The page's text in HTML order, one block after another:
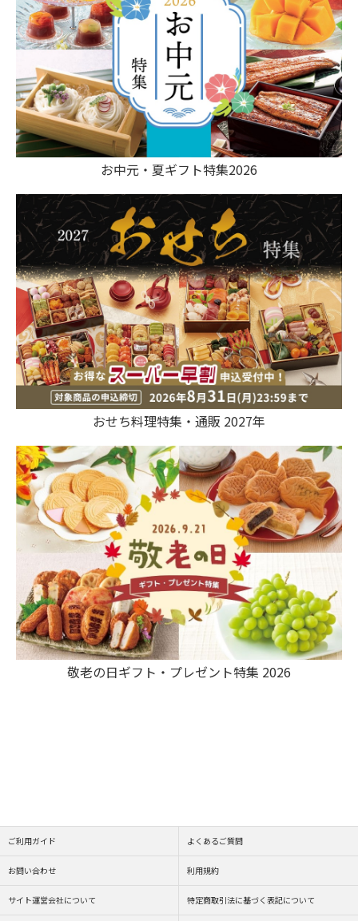
お中元・夏ギフト特集2026
おせち料理特集・通販 2027年
敬老の日ギフト・プレゼント特集 2026
ご利用ガイド よくあるご質問
お問い合わせ 利用規約
サイト運営会社について 特定商取引法に基づく表記について